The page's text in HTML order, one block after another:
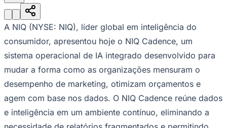
mensuração e a tomada de decisões finalmente se
integram.
“Os líderes de marketing não precisam de mais
relatórios. Eles precisam de um ritmo melhor”, disse
Jason Tate, gerente-geral de Eficácia de Marketing da
NIQ. “O NIQ Cadence leva as organizações além de
dados desconectados, ferramentas isoladas e insights
dispersos, para um sistema que traduz sinais em